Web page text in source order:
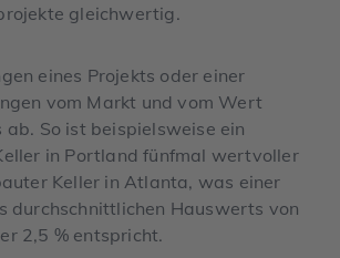
gleichwertig.
eines Projekts oder einer
vom Markt und vom Wert
ab. So ist beispielsweise ein
in Portland fünfmal wertvoller
Keller in Atlanta, was einer
durchschnittlichen Hauswerts von
2,5 % entspricht.